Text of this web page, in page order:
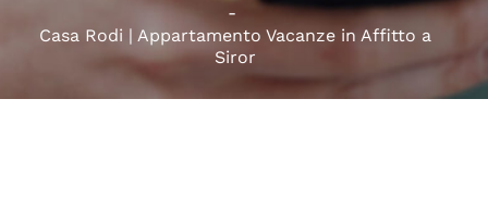
Casa Rodi | Appartamento Vacanze in Affitto a
Siror